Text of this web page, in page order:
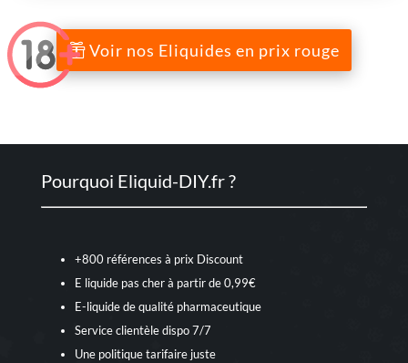
Vapor
Voir nos Eliquides en prix rouge
Pourquoi Eliquid-DIY.fr ?
+800 références à prix Discount
E liquide pas cher à partir de 0,99€
E-liquide de qualité pharmaceutique
Service clientèle dispo 7/7
Une politique tarifaire juste